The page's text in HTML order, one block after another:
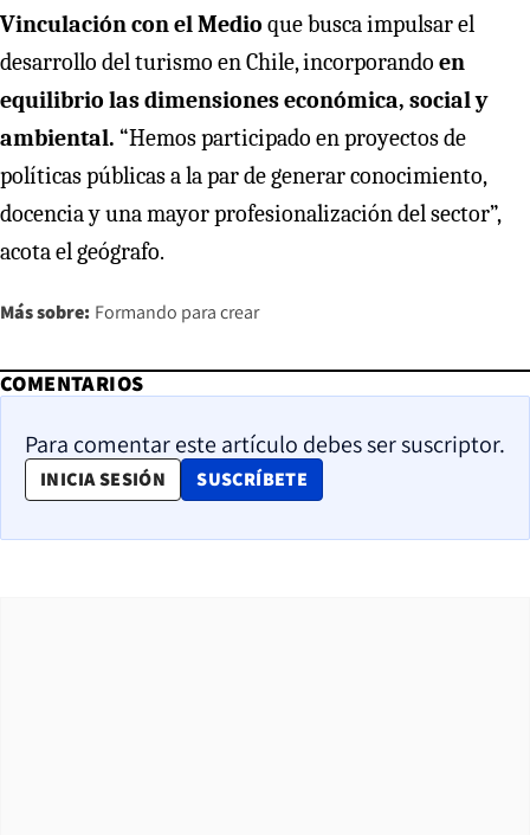
Vinculación con el Medio que busca impulsar el
desarrollo del turismo en Chile, incorporando en
equilibrio las dimensiones económica, social y
ambiental. “Hemos participado en proyectos de
políticas públicas a la par de generar conocimiento,
docencia y una mayor profesionalización del sector”,
acota el geógrafo.
Más sobre: Formando para crear
COMENTARIOS
Para comentar este artículo debes ser suscriptor.
INICIA SESIÓN SUSCRÍBETE
OPENS IN NEW WINDOW